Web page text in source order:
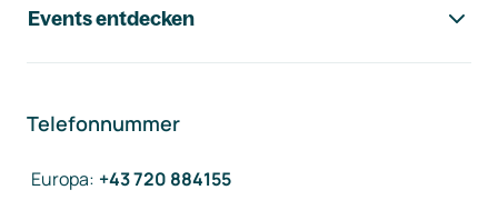
Events entdecken
Telefonnummer
Europa: +43 720 884155